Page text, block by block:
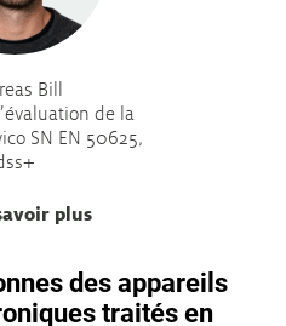
Bill
de la
SN EN 50625,
plus